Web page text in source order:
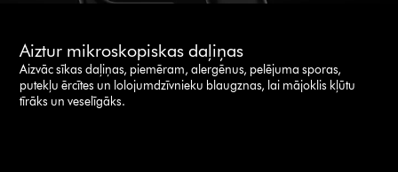
Aiztur mikroskopiskas daļiņas
Aizvāc sīkas daļiņas, piemēram, alergēnus, pelējuma sporas,
putekļu ērcītes un lolojumdzīvnieku blaugznas, lai mājoklis kļūtu
tīrāks un veselīgāks.